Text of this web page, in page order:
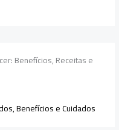
Benefícios, Receitas e
Benefícios e Cuidados